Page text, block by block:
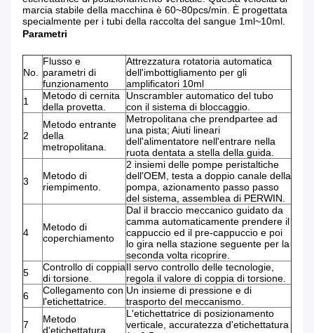
marcia stabile della macchina è 60~80pcs/min. È progettata
specialmente per i tubi della raccolta del sangue 1ml~10ml.
Parametri
No.
Flusso e
parametri di
funzionamento
Attrezzatura rotatoria automatica
dell'imbottigliamento per gli
amplificatori 10ml
1
Metodo di cernita
della provetta.
Unscrambler automatico del tubo
con il sistema di bloccaggio.
2
Metodo entrante
della
metropolitana.
Metropolitana che prendpartee ad
una pista; Aiuti lineari
dell'alimentatore nell'entrare nella
ruota dentata a stella della guida.
3
Metodo di
riempimento.
2 insiemi delle pompe peristaltiche
dell'OEM, testa a doppio canale della
pompa, azionamento passo passo
del sistema, assemblea di PERWIN.
4
Metodo di
coperchiamento
Dal il braccio meccanico guidato da
camma automaticamente prendere il
cappuccio ed il pre-cappuccio e poi
lo gira nella stazione seguente per la
seconda volta ricoprire.
5
Controllo di coppia
di torsione.
Il servo controllo delle tecnologie,
regola il valore di coppia di torsione.
6
Collegamento con
l'etichettatrice.
Un insieme di pressione e di
trasporto del meccanismo.
7
Metodo
d'etichettatura.
L'etichettatrice di posizionamento
verticale, accuratezza d'etichettatura